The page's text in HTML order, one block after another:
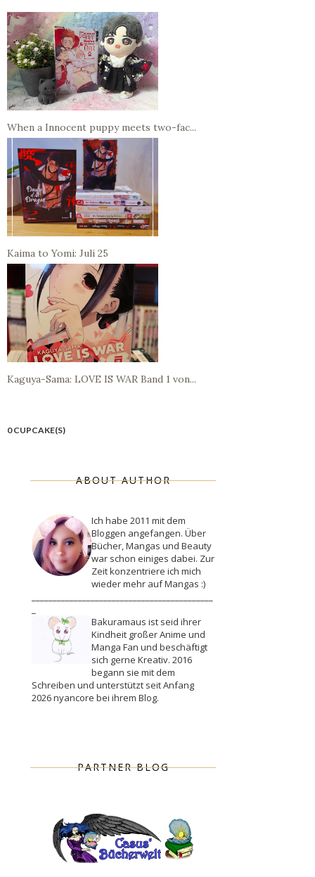
When a Innocent puppy meets two-fac...
Kaima to Yomi: Juli 25
Kaguya-Sama: LOVE IS WAR Band 1 von...
0 CUPCAKE(S)
ABOUT AUTHOR
Ich habe 2011 mit dem
Bloggen angefangen. Über
Bücher, Mangas und Beauty
war schon einiges dabei. Zur
Zeit konzentriere ich mich
wieder mehr auf Mangas :)
Bakuramaus ist seid ihrer
Kindheit großer Anime und
Manga Fan und beschäftigt
sich gerne Kreativ. 2016
begann sie mit dem
Schreiben und unterstützt seit Anfang
2026 nyancore bei ihrem Blog.
PARTNER BLOG